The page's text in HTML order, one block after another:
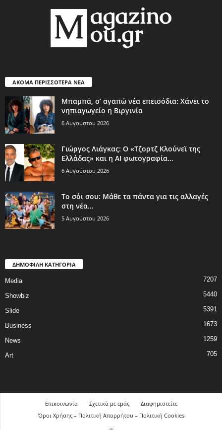
ΑΚΟΜΑ ΠΕΡΙΣΣΟΤΕΡΑ ΝΕΑ
Μπαμπά, σ’ αγαπώ νέα επεισόδια: Χάνει το
νηπιαγωγείο η Βιργινία
6 Αυγούστου 2026
Γιώργος Λιάγκας: Ο «Τζορτζ Κλούνεϊ της
Ελλάδας» και η AI φωτογραφία...
6 Αυγούστου 2026
Το σόι σου: Μάθε τα πάντα για τις αλλαγές
στη νέα...
5 Αυγούστου 2026
ΔΗΜΟΦΙΛΗ ΚΑΤΗΓΟΡΙΑ
Media 7207
Showbiz 5440
Slide 5391
Business 1673
News 1259
Art 705
Επικοινωνία Σχετικά με εμάς
Διαφημιστείτε
Όροι Χρήσης – Πολιτική Απορρήτου – Πολιτική Cookies